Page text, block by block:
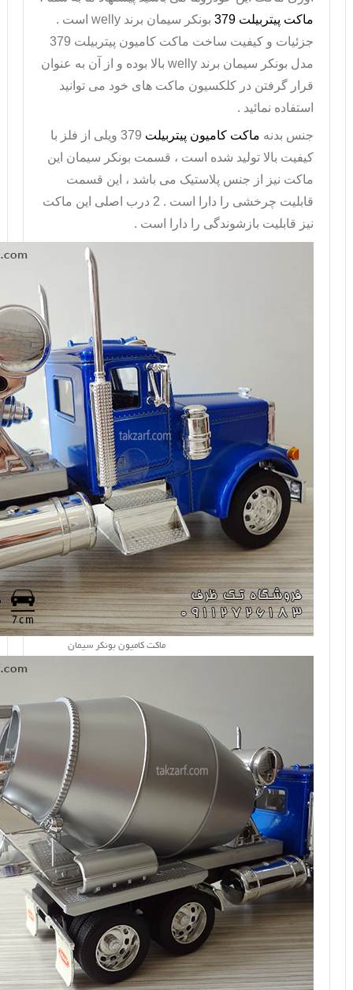
ماکت پیتربیلت 379 بونکر سیمان برند welly است .
جزئیات و کیفیت ساخت ماکت کامیون پیتربیلت 379
مدل بونکر سیمان برند welly بالا بوده و از آن به عنوان
قرار گرفتن در کلکسیون ماکت های خود می توانید
استفاده نمائید .
جنس بدنه ماکت کامیون پیتربیلت
379 ویلی از فلز با
کیفیت بالا تولید شده است ، قسمت بونکر سیمان این
ماکت نیز از جنس پلاستیک می باشد ، این قسمت
قابلیت چرخشی را دارا است . 2 درب اصلی این ماکت
نیز قابلیت بازشوندگی را دارا است .
ماکت کامیون بونکر سیمان